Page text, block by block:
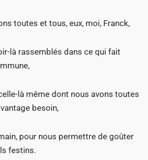
toutes et tous, eux, moi, Franck,
là rassemblés dans ce qui fait
là même dont nous avons toutes
besoin,
pour nous permettre de goûter
festins.